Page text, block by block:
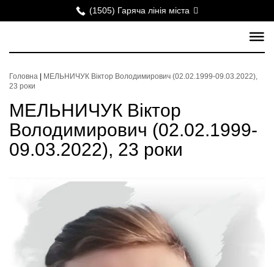
(1505) Гаряча лінія міста
Головна
МЕЛЬНИЧУК Віктор Володимирович (02.02.1999-09.03.2022),
23 роки
МЕЛЬНИЧУК Віктор
Володимирович (02.02.1999-
09.03.2022), 23 роки